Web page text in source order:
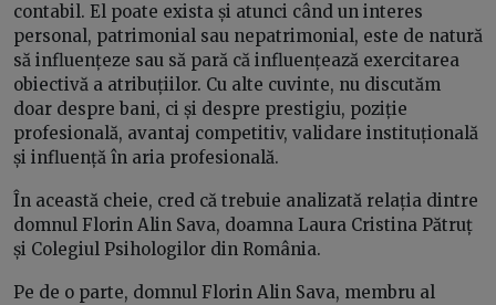
contabil. El poate exista și atunci când un interes
personal, patrimonial sau nepatrimonial, este de natură
să influențeze sau să pară că influențează exercitarea
obiectivă a atribuțiilor. Cu alte cuvinte, nu discutăm
doar despre bani, ci și despre prestigiu, poziție
profesională, avantaj competitiv, validare instituțională
și influență în aria profesională.
În această cheie, cred că trebuie analizată relația dintre
domnul Florin Alin Sava, doamna Laura Cristina Pătruț
și Colegiul Psihologilor din România.
Pe de o parte, domnul Florin Alin Sava, membru al